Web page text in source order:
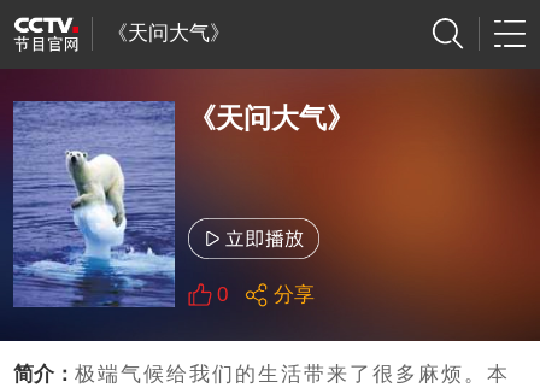
《天问大气》
《天问大气》
0 分享
简介：极端气候给我们的生活带来了很多麻烦。本